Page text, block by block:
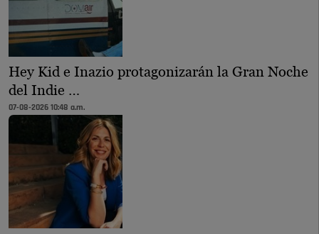
Hey Kid e Inazio protagonizarán la Gran Noche
del Indie …
07-08-2026 10:48 a.m.